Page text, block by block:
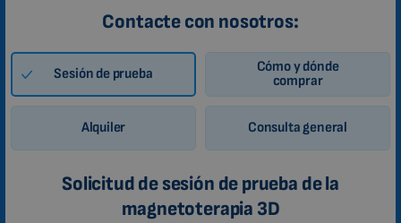
Contacte con nosotros:
Sesión de prueba
Cómo y dónde
comprar
Alquiler Consulta general
Solicitud de sesión de prueba de la
magnetoterapia 3D